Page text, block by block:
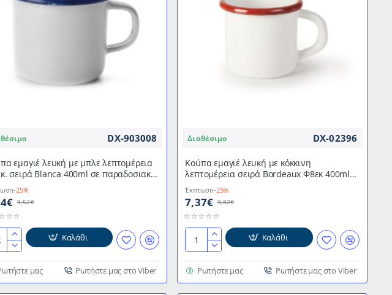
DX-903008
εμαγιέ λευκή με μπλε λεπτομέρεια
σειρά Blanca 400ml σε παραδοσιακό
ύφος IBILI
-25%
9,52€
Καλάθι
μας Ρωτήστε μας στο Viber
Διαθέσιμο DX-02396
Κούπα εμαγιέ λευκή με κόκκινη
λεπτομέρεια σειρά Bordeaux Φ8εκ 400ml
σε παραδοσιακό κομψό ύφος IBILI
Έκπτωση-25%
7,37€ 9,82€
Κούπα
λευκή
με
Καλάθι
Ρωτήστε μας Ρωτήστε μας στο Viber